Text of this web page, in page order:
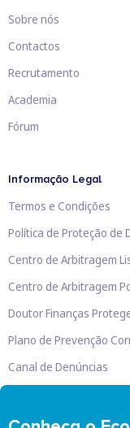
Sobre nós
Contactos
Recrutamento
Academia
Fórum
Informação Legal
Termos e Condições
Política de Proteção de
Centro de Arbitragem
Centro de Arbitragem
Doutor Finanças
Plano de Prevenção
Canal de Denúncias